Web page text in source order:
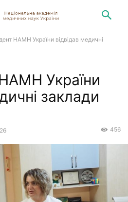
НАМН України відвідав медичні
України
заклади
456